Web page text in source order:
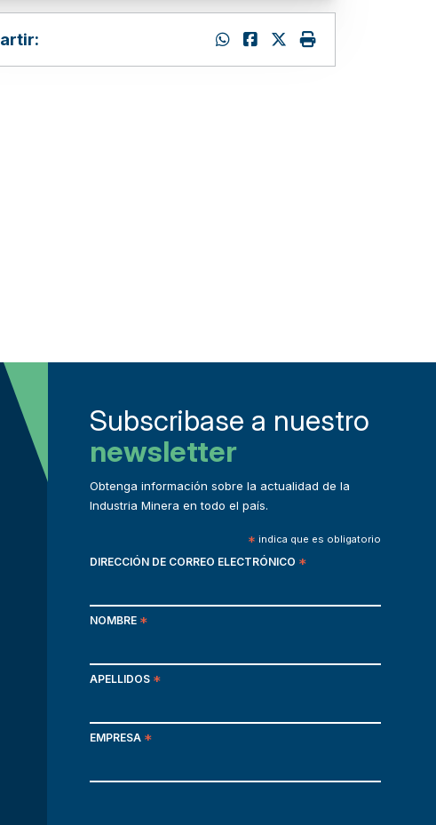
Subscribase a nuestro
newsletter
Obtenga información sobre la actualidad de la
Industria Minera en todo el país.
* indica que es obligatorio
DIRECCIÓN DE CORREO ELECTRÓNICO *
NOMBRE *
APELLIDOS *
EMPRESA *